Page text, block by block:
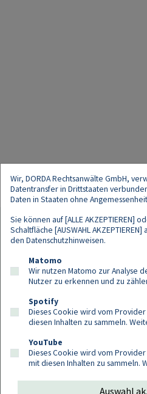
Wir, DORDA Rechtsanwälte GmbH,
Datentransfer in Drittstaaten
Daten in Staaten ohne
Sie können auf [ALLE
Schaltfläche [AUSWAHL
den Datenschutzhinweisen.
Matomo
Wir nutzen Matomo zur Analyse
Nutzer zu erkennen und zu
Spotify
Dieses Cookie wird vom
diesen Inhalten zu sammeln.
YouTube
Dieses Cookie wird vom
mit diesen Inhalten zu sammeln.
Auswahl